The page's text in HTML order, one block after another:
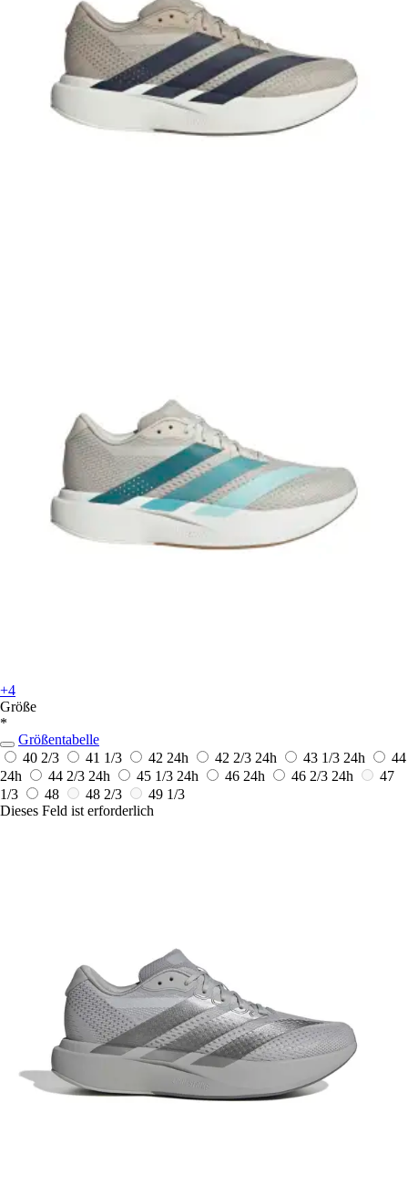
+4
Größe
*
Größentabelle
40 2/3
41 1/3 42 24h 42 2/3 24h 43 1/3 24h
44
24h
44 2/3 24h 45 1/3 24h 46 24h 46 2/3 24h
47
1/3
48 48 2/3
49 1/3
Dieses Feld ist erforderlich